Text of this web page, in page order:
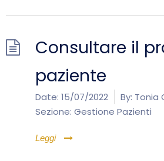
Consultare il
paziente
Date: 15/07/2022 By: Tonia
Sezione: Gestione Pazienti
Leggi